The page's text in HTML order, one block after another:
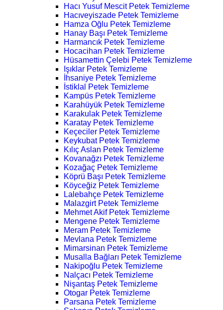
Hacı Yusuf Mescit Petek Temizleme
Hacıveyiszade Petek Temizleme
Hamza Oğlu Petek Temizleme
Hanay Başı Petek Temizleme
Harmancık Petek Temizleme
Hocacihan Petek Temizleme
Hüsamettin Çelebi Petek Temizleme
Işıklar Petek Temizleme
İhsaniye Petek Temizleme
İstiklal Petek Temizleme
Kampüs Petek Temizleme
Karahüyük Petek Temizleme
Karakulak Petek Temizleme
Karatay Petek Temizleme
Keçeciler Petek Temizleme
Keykubat Petek Temizleme
Kılıç Aslan Petek Temizleme
Kovanağzı Petek Temizleme
Kozağaç Petek Temizleme
Köprü Başı Petek Temizleme
Köyceğiz Petek Temizleme
Lalebahçe Petek Temizleme
Malazgirt Petek Temizleme
Mehmet Akif Petek Temizleme
Mengene Petek Temizleme
Meram Petek Temizleme
Mevlana Petek Temizleme
Mimarsinan Petek Temizleme
Musalla Bağları Petek Temizleme
Nakipoğlu Petek Temizleme
Nalçacı Petek Temizleme
Nişantaş Petek Temizleme
Otogar Petek Temizleme
Parsana Petek Temizleme